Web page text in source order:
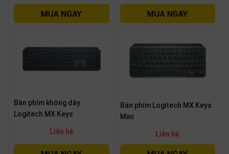
Bàn phím không dây
Logitech MX Keys
Liên hệ
Bàn phím Logitech MX Keys
Mini
Liên hệ
SP
KHÁC
pháp
Dịch
Hỗ